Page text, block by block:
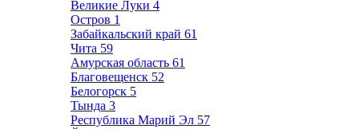
Великие Луки 4
Остров 1
Забайкальский край 61
Чита 59
Амурская область 61
Благовещенск 52
Белогорск 5
Тында 3
Республика Марий Эл 57